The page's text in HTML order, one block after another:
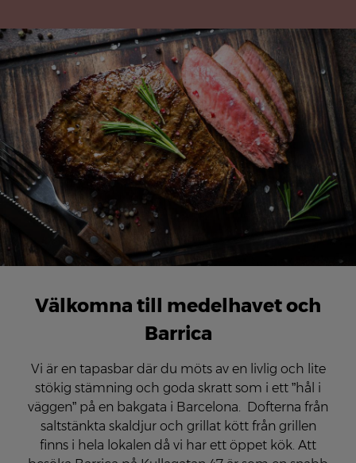
Välkomna till medelhavet och
Barrica
Vi är en tapasbar där du möts av en livlig och lite
stökig stämning och goda skratt som i ett ”hål i
väggen” på en bakgata i Barcelona. Dofterna från
saltstänkta skaldjur och grillat kött från grillen
finns i hela lokalen då vi har ett öppet kök. Att